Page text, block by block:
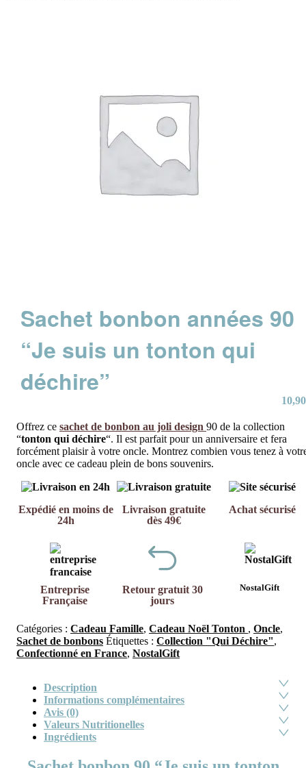
Sachet bonbon années 90
“Je suis un tonton qui
déchire”
10,90
Offrez ce sachet de bonbon au joli design 90 de la collection
“tonton qui déchire“. Il est parfait pour un anniversaire et fera
forcément plaisir à votre oncle. Montrez combien vous tenez à
oncle avec ce cadeau plein de bons souvenirs.
Expédié en moins de
24h
Livraison gratuite
dès 49€
Achat sécurisé
Entreprise
Française
Retour gratuit 30
jours
NostalGift
Catégories : Cadeau Famille, Cadeau Noël Tonton , Oncle,
Sachet de bonbons Étiquettes : Collection "Qui Déchire",
Confectionné en France, NostalGift
Description
Informations complémentaires
Avis (0)
Valeurs Nutritionelles
Ingrédients